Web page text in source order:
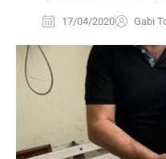
17/04/2020 Gabi